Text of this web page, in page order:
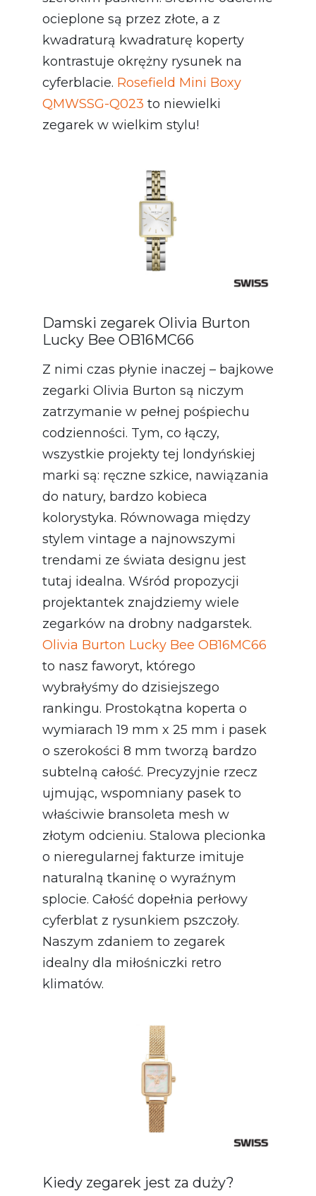
ocieplone są przez złote, a z
kwadraturą kwadraturę koperty
kontrastuje okrężny rysunek na
cyferblacie. Rosefield Mini Boxy
QMWSSG-Q023 to niewielki
zegarek w wielkim stylu!
Damski zegarek Olivia Burton
Lucky Bee OB16MC66
Z nimi czas płynie inaczej – bajkowe
zegarki Olivia Burton są niczym
zatrzymanie w pełnej pośpiechu
codzienności. Tym, co łączy,
wszystkie projekty tej londyńskiej
marki są: ręczne szkice, nawiązania
do natury, bardzo kobieca
kolorystyka. Równowaga między
stylem vintage a najnowszymi
trendami ze świata designu jest
tutaj idealna. Wśród propozycji
projektantek znajdziemy wiele
zegarków na drobny nadgarstek.
Olivia Burton Lucky Bee OB16MC66
to nasz faworyt, którego
wybrałyśmy do dzisiejszego
rankingu. Prostokątna koperta o
wymiarach 19 mm x 25 mm i pasek
o szerokości 8 mm tworzą bardzo
subtelną całość. Precyzyjnie rzecz
ujmując, wspomniany pasek to
właściwie bransoleta mesh w
złotym odcieniu. Stalowa plecionka
o nieregularnej fakturze imituje
naturalną tkaninę o wyraźnym
splocie. Całość dopełnia perłowy
cyferblat z rysunkiem pszczoły.
Naszym zdaniem to zegarek
idealny dla miłośniczki retro
klimatów.
Kiedy zegarek jest za duży?